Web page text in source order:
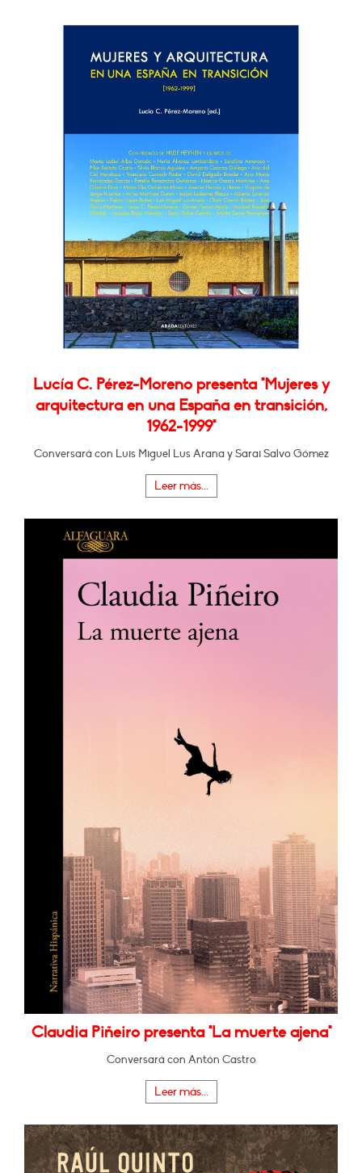
Lucía C. Pérez-Moreno presenta "Mujeres y
arquitectura en una España en transición,
1962-1999"
Conversará con Luis Miguel Lus Arana y Sarai Salvo Gómez
Leer más...
Claudia Piñeiro presenta "La muerte ajena"
Conversará con Antón Castro
Leer más...